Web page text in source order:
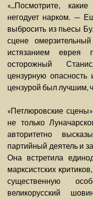
«...Посмотрите,
негодует нарком. —
выбросить из пьесы
сцене
истязанием еврея
осторожный
цензурную опасность
цензурой был лучшим,
«Петлюровские
не только
авторитетно
партийный деятель и
Она встретила
марксистских
существенную
великорусский